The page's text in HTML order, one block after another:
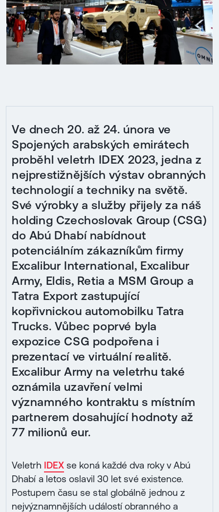
Ve dnech 20. až 24. února ve
Spojených arabských emirátech
proběhl veletrh IDEX 2023, jedna z
nejprestižnějších výstav obranných
technologií a techniky na světě.
Své výrobky a služby přijely za náš
holding Czechoslovak Group (CSG)
do Abú Dhabí nabídnout
potenciálním zákazníkům firmy
Excalibur International, Excalibur
Army, Eldis, Retia a MSM Group a
Tatra Export zastupující
kopřivnickou automobilku Tatra
Trucks. Vůbec poprvé byla
expozice CSG podpořena i
prezentací ve virtuální realitě.
Excalibur Army na veletrhu také
oznámila uzavření velmi
významného kontraktu s místním
partnerem dosahující hodnoty až
77 milionů eur.
Veletrh IDEX se koná každé dva roky v Abú
Dhabí a letos oslavil 30 let své existence.
Postupem času se stal globálně jednou z
nejvýznamnějších událostí obranného a